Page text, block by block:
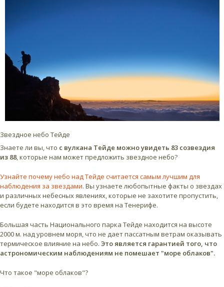
Звездное небо Тейде
Знаете ли вы, что с вулкана Тейде можно увидеть 83 созвездия
из 88, которые нам может предложить звездное небо?
Узнайте почему небо над Тейде считается самым лучшим для
наблюдения за звездами. Вы узнаете любопытные факты о звездах
и различных небесных явлениях, которые не захотите пропустить,
если будете находится в это время на Тенерифе.
Большая часть Национального парка Тейде находится на высоте
2000 м. над уровнем моря, что не дает пассатным ветрам оказывать
термическое влияние на небо. Это является гарантией того, что
астрономическим наблюдениям не помешает "море облаков".
Что такое "море облаков"?